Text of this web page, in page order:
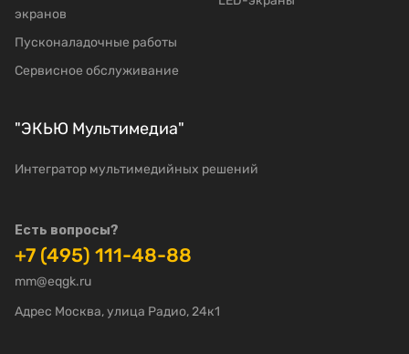
экранов
Пусконаладочные работы
Сервисное обслуживание
"ЭКЬЮ Мультимедиа"
Интегратор мультимедийных решений
Есть вопросы?
+7 (495) 111-48-88
mm@eqgk.ru
Адрес Москва, улица Радио, 24к1